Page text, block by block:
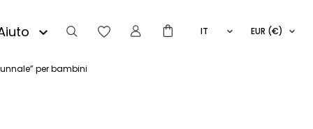
IT
EUR (€)
per bambini